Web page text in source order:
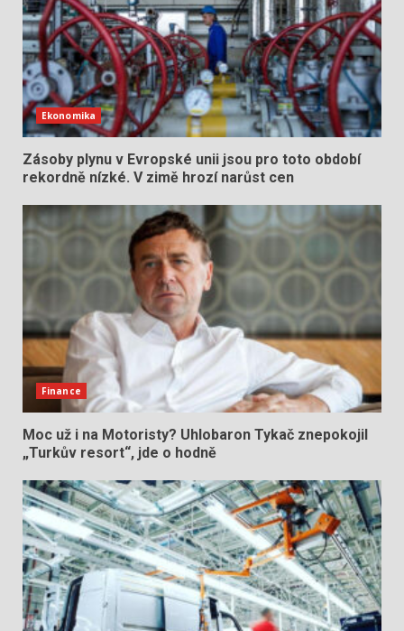
Ekonomika
Zásoby plynu v Evropské unii jsou pro toto období
rekordně nízké. V zimě hrozí narůst cen
Finance
Moc už i na Motoristy? Uhlobaron Tykač znepokojil
„Turkův resort“, jde o hodně